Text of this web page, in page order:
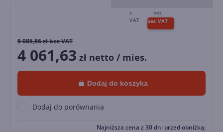
5 085,86zł bez VAT
4 061,63 zł netto / mies.
Dodaj do koszyka
Dodaj do porównania
Najniższa cena z 30 dni przed obniżką: